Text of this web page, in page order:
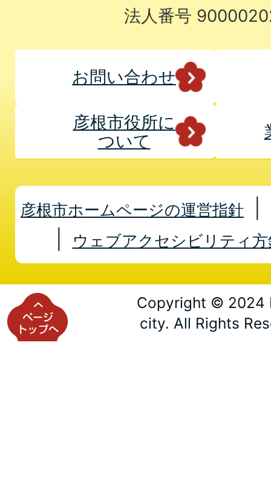
法人番号
お問い合わせ
彦根市役所に
ついて
彦根市ホームページの運営指針
ウェブアクセシビリティ方
Copyright © 2024
city. All Rights